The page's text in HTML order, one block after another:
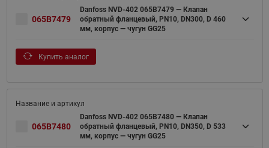
065B7479
Danfoss NVD-402 065B7479 — Клапан
обратный фланцевый, PN10, DN300, D 460
мм, корпус — чугун GG25
Купить аналог
065B7480
Danfoss NVD-402 065B7480 — Клапан
обратный фланцевый, PN10, DN350, D 533
мм, корпус — чугун GG25